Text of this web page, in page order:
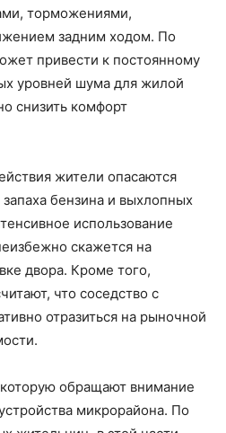
торможениями,
задним ходом. По
привести к постоянному
уровней шума для жилой
снизить комфорт
жители опасаются
бензина и выхлопных
использование
скажется на
двора. Кроме того,
что соседство с
отразиться на рыночной
обращают внимание
микрорайона. По